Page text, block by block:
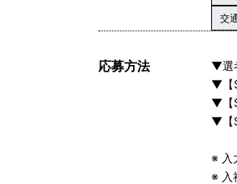
交
応募方法
▼選
▼【
▼【
▼【
※ 入
※ 入